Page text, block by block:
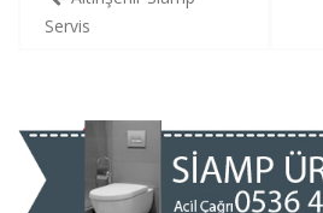
gezinmesi
Servis